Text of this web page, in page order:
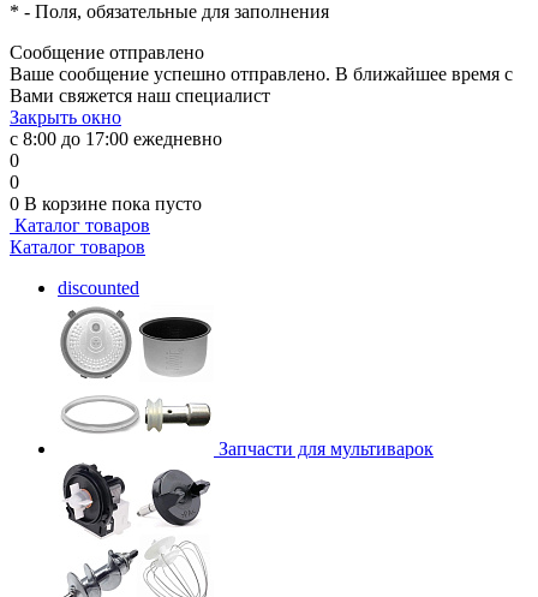
* - Поля, обязательные для заполнения
Сообщение отправлено
Ваше сообщение успешно отправлено. В ближайшее время с
Вами свяжется наш специалист
Закрыть окно
с 8:00 до 17:00 ежедневно
0
0
0 В корзине пока пусто
Каталог товаров
Каталог товаров
discounted
Запчасти для мультиварок